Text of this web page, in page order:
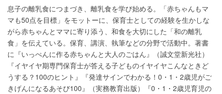
息子の離乳食につまづき、離乳食を学び始める。「赤ちゃんもマ
マも50点を目標」をモットーに、保育士としての経験を生かしな
がら赤ちゃんとママに寄り添う、和食を大切にした「和の離乳
食」を伝えている。保育、講演、執筆などの分野で活動中。著書
に『いっぺんに作る赤ちゃんと大人のごはん』（誠文堂新光社）
『イヤイヤ期専門保育士が答える子どものイヤイヤこんなときど
うする？100のヒント』『発達サインでわかる！0・1・2歳児がご
きげんになるあそび100』（実務教育出版）『0・1・2歳児育児の